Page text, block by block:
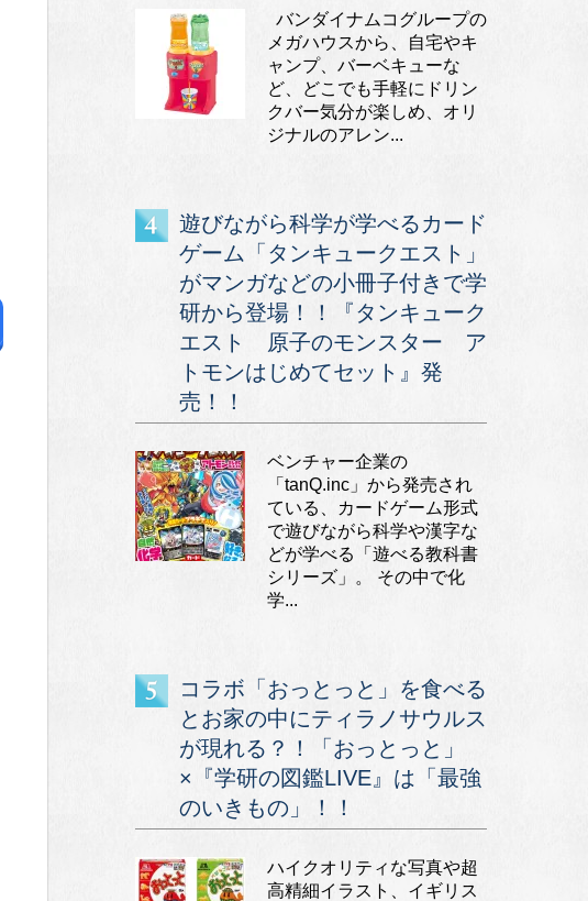
バンダイナムコグループの
メガハウスから、自宅やキ
ャンプ、バーベキューな
ど、どこでも手軽にドリン
クバー気分が楽しめ、オリ
ジナルのアレン...
遊びながら科学が学べるカード
ゲーム「タンキュークエスト」
がマンガなどの小冊子付きで学
研から登場！！『タンキューク
エスト 原子のモンスター ア
トモンはじめてセット』発
売！！
ベンチャー企業の
「tanQ.inc」から発売され
ている、カードゲーム形式
で遊びながら科学や漢字な
どが学べる「遊べる教科書
シリーズ」。 その中で化
学...
コラボ「おっとっと」を食べる
とお家の中にティラノサウルス
が現れる？！「おっとっと」
×『学研の図鑑LIVE』は「最強
のいきもの」！！
ハイクオリティな写真や超
高精細イラスト、イギリス